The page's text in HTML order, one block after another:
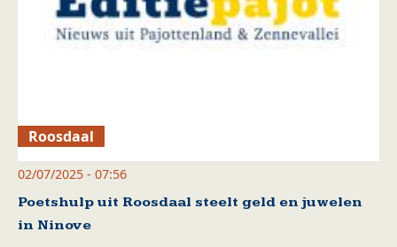
Roosdaal
02/07/2025 - 07:56
Poetshulp uit Roosdaal steelt geld en juwelen
in Ninove